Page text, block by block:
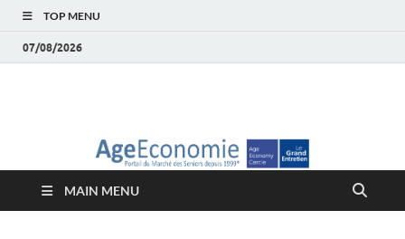
TOP MENU
07/08/2026
économie – Marché
des Seniors
MAIN MENU